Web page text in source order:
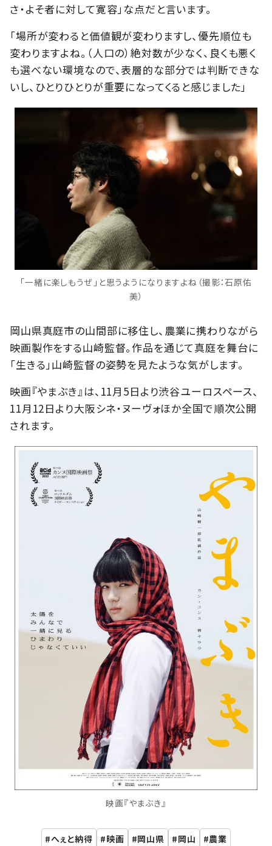
さ・よそ者に対して寛容」な点だと言います。
「場所が変わると価値観が変わりますし、優先順位も
変わりますよね。（人口の）絶対数が少なく、良くも悪く
も選べない環境なので、表層的な部分では判断できな
いし、ひとりひとりが重要になってくると感じました」
「一緒に楽しもうぜ」と思うようになりますよね（撮影：石原佑
美）
岡山県真庭市の山間部に移住し、農業に携わりながら
映画製作をする山崎監督。作品を通じて真庭を舞台に
「生きる」山崎監督の姿勢を見たような気がします。
映画『やまぶき』は、11月5日より渋谷ユーロスペース、
11月12日より大阪シネ・ヌーヴォほか全国で順次公開
されます。
映画『やまぶき』
へぇと納得 映画 岡山県 岡山 農業